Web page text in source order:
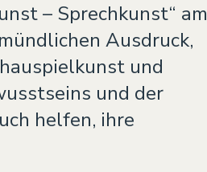
– Sprechkunst“ am
Ausdruck,
und
und der
helfen, ihre